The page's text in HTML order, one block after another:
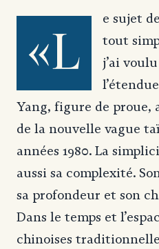
«L
e sujet
tout
j’ai
Yang, figure de proue,
de la nouvelle vague
années 1980. La
aussi sa complexité.
sa profondeur et son
Dans le temps et
chinoises